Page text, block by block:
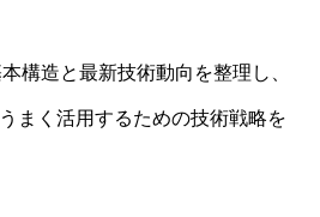
構造と最新技術動向を整理し、
まく活用するための技術戦略を